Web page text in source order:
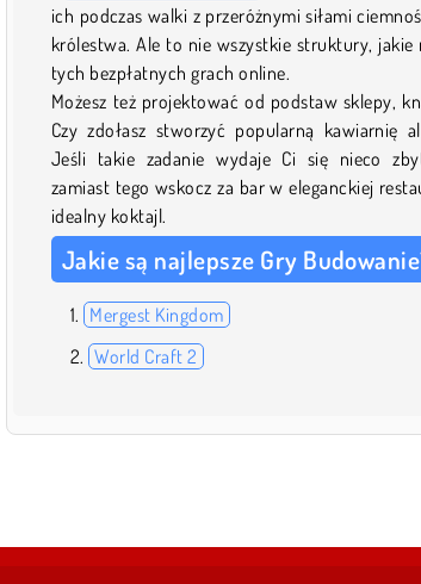
ich podczas walki z przeróżnymi siłami
królestwa. Ale to nie wszystkie struktury, jakie
tych bezpłatnych grach online.
Możesz też projektować od podstaw sklepy,
Czy zdołasz stworzyć popularną kawiarnię
Jeśli takie zadanie wydaje Ci się nieco
zamiast tego wskocz za bar w eleganckiej
idealny koktajl.
Jakie są najlepsze Gry
Mergest Kingdom
World Craft 2